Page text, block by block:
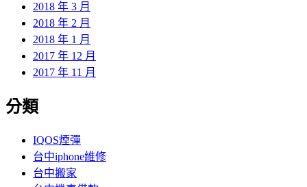
2018 年 3 月
2018 年 2 月
2018 年 1 月
2017 年 12 月
2017 年 11 月
分類
IQOS煙彈
台中iphone維修
台中搬家